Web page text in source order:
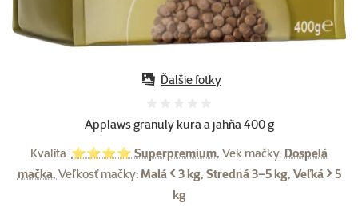
Applaws granuly kura a jahňa 400 g
Kvalita: ⭐⭐⭐⭐ Superpremium, Vek mačky: Dospelá
mačka, Veľkosť mačky:Malá < 3 kg, Stredná 3–5 kg, Veľká > 5
kg
Ďalšie fotky